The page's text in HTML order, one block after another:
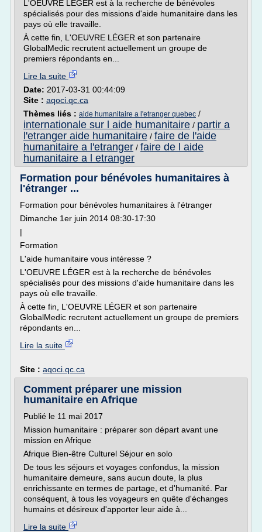
L'OEUVRE LÉGER est à la recherche de bénévoles
spécialisés pour des missions d'aide humanitaire dans les
pays où elle travaille.
À cette fin, L'OEUVRE LÉGER et son partenaire
GlobalMedic recrutent actuellement un groupe de
premiers répondants en...
Lire la suite
Date: 2017-03-31 00:44:09
Site : aqoci.qc.ca
Thèmes liés : aide humanitaire a l'etranger quebec /
internationale sur l aide humanitaire / partir a
l'etranger aide humanitaire / faire de l'aide
humanitaire a l'etranger / faire de l aide
humanitaire a l etranger
Formation pour bénévoles humanitaires à
l'étranger ...
Formation pour bénévoles humanitaires à l'étranger
Dimanche 1er juin 2014 08:30-17:30
|
Formation
L'aide humanitaire vous intéresse ?
L'OEUVRE LÉGER est à la recherche de bénévoles
spécialisés pour des missions d'aide humanitaire dans les
pays où elle travaille.
À cette fin, L'OEUVRE LÉGER et son partenaire
GlobalMedic recrutent actuellement un groupe de premiers
répondants en...
Lire la suite
Site : aqoci.qc.ca
Comment préparer une mission
humanitaire en Afrique
Publié le 11 mai 2017
Mission humanitaire : préparer son départ avant une
mission en Afrique
Afrique Bien-être Culturel Séjour en solo
De tous les séjours et voyages confondus, la mission
humanitaire demeure, sans aucun doute, la plus
enrichissante en termes de partage, et d'humanité. Par
conséquent, à tous les voyageurs en quête d'échanges
humains et désireux d'apporter leur aide à...
Lire la suite